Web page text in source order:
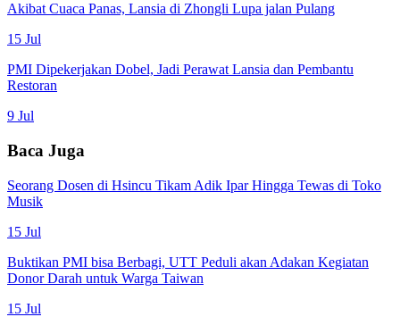
Akibat Cuaca Panas, Lansia di Zhongli Lupa jalan Pulang
15 Jul
PMI Dipekerjakan Dobel, Jadi Perawat Lansia dan Pembantu
Restoran
9 Jul
Baca Juga
Seorang Dosen di Hsincu Tikam Adik Ipar Hingga Tewas di Toko
Musik
15 Jul
Buktikan PMI bisa Berbagi, UTT Peduli akan Adakan Kegiatan
Donor Darah untuk Warga Taiwan
15 Jul